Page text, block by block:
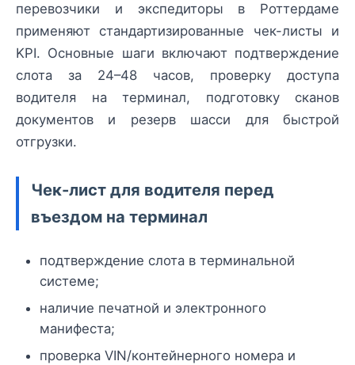
перевозчики и экспедиторы в Роттердаме
применяют стандартизированные чек-листы и
KPI. Основные шаги включают подтверждение
слота за 24–48 часов, проверку доступа
водителя на терминал, подготовку сканов
документов и резерв шасси для быстрой
отгрузки.
Чек-лист для водителя перед
въездом на терминал
подтверждение слота в терминальной
системе;
наличие печатной и электронного
манифеста;
проверка VIN/контейнерного номера и